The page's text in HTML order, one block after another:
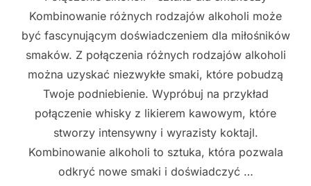
Kombinowanie różnych rodzajów alkoholi może
być fascynującym doświadczeniem dla miłośników
smaków. Z połączenia różnych rodzajów alkoholi
można uzyskać niezwykłe smaki, które pobudzą
Twoje podniebienie. Wypróbuj na przykład
połączenie whisky z likierem kawowym, które
stworzy intensywny i wyrazisty koktajl.
Kombinowanie alkoholi to sztuka, która pozwala
odkryć nowe smaki i doświadczyć …